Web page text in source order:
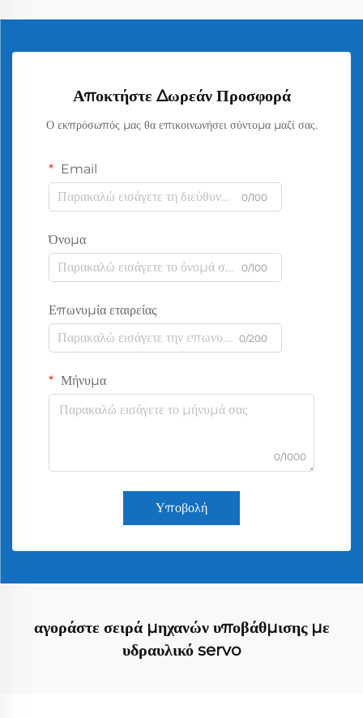
Αποκτήστε Δωρεάν Προσφορά
Ο εκπρόσωπός μας θα επικοινωνήσει σύντομα μαζί σας.
Email
0/100
Όνομα
0/100
Επωνυμία εταιρείας
0/200
Μήνυμα
0/1000
Υποβολή
αγοράστε σειρά μηχανών υποβάθμισης με
υδραυλικό servo